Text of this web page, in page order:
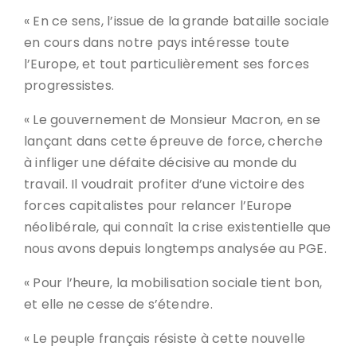
« En ce sens, l’issue de la grande bataille sociale
en cours dans notre pays intéresse toute
l’Europe, et tout particulièrement ses forces
progressistes.
« Le gouvernement de Monsieur Macron, en se
lançant dans cette épreuve de force, cherche
à infliger une défaite décisive au monde du
travail. Il voudrait profiter d’une victoire des
forces capitalistes pour relancer l’Europe
néolibérale, qui connaît la crise existentielle que
nous avons depuis longtemps analysée au PGE.
« Pour l’heure, la mobilisation sociale tient bon,
et elle ne cesse de s’étendre.
« Le peuple français résiste à cette nouvelle